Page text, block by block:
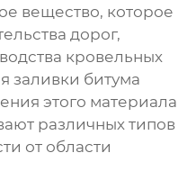
вещество, которое
дорог,
кровельных
заливки битума
этого материала
различных типов
от области